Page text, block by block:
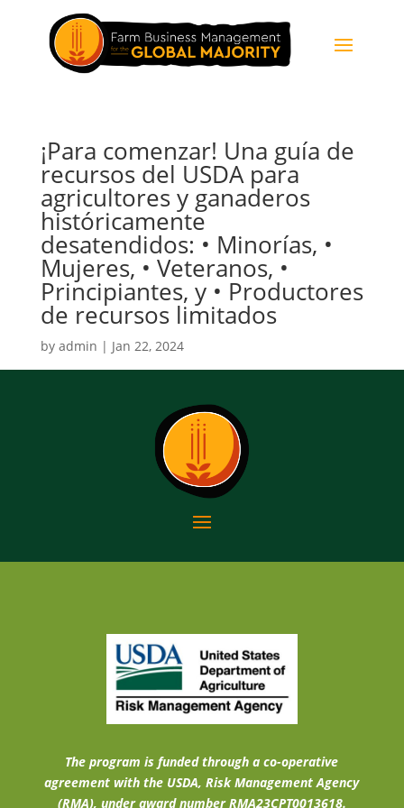
¡Para comenzar! Una guía de
recursos del USDA para
agricultores y ganaderos
históricamente
desatendidos: • Minorías, •
Mujeres, • Veteranos, •
Principiantes, y • Productores
de recursos limitados
by admin | Jan 22, 2024
The program is funded through a co-operative
agreement with the USDA, Risk Management Agency
(RMA), under award number RMA23CPT0013618.